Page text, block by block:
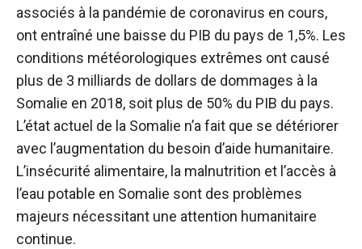
associés à la pandémie de coronavirus en cours,
ont entraîné une baisse du PIB du pays de 1,5%. Les
conditions météorologiques extrêmes ont causé
plus de 3 milliards de dollars de dommages à la
Somalie en 2018, soit plus de 50% du PIB du pays.
L’état actuel de la Somalie n’a fait que se détériorer
avec l’augmentation du besoin d’aide humanitaire.
L’insécurité alimentaire, la malnutrition et l’accès à
l’eau potable en Somalie sont des problèmes
majeurs nécessitant une attention humanitaire
continue.